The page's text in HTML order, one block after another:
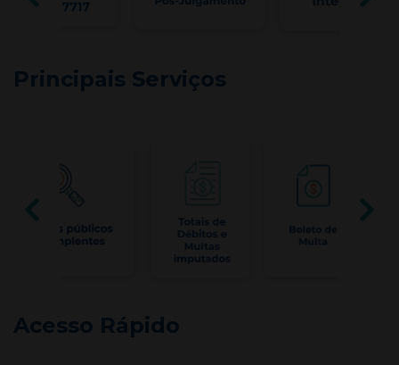
Principais Serviços
Acesso Rápido